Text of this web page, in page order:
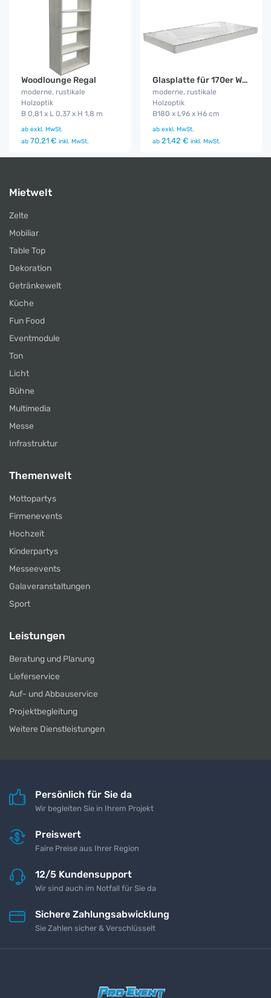
Woodlounge Regal
moderne, rustikale
Holzoptik
B 0,81 x L 0,37 x H 1,8 m
ab exkl. MwSt.
ab 70,21 € inkl. MwSt.
Glasplatte für 170er Woodloungetisch
moderne, rustikale
Holzoptik
B180 x L96 x H6 cm
ab exkl. MwSt.
ab 21,42 € inkl. MwSt.
Mietwelt
Zelte
Mobiliar
Table Top
Dekoration
Getränkewelt
Küche
Fun Food
Eventmodule
Ton
Licht
Bühne
Multimedia
Messe
Infrastruktur
Themenwelt
Mottopartys
Firmenevents
Hochzeit
Kinderpartys
Messeevents
Galaveranstaltungen
Sport
Leistungen
Beratung und Planung
Lieferservice
Auf- und Abbauservice
Projektbegleitung
Weitere Dienstleistungen
Persönlich für Sie da
Wir begleiten Sie in Ihrem Projekt
Preiswert
Faire Preise aus Ihrer Region
12/5 Kundensupport
Wir sind auch im Notfall für Sie da
Sichere Zahlungsabwicklung
Sie Zahlen sicher & Verschlüsselt